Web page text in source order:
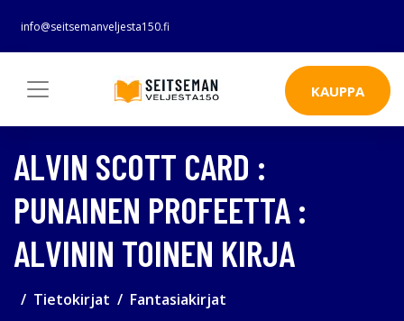
info@seitsemanveljesta150.fi
KAUPPA
ALVIN SCOTT CARD :
PUNAINEN PROFEETTA :
ALVININ TOINEN KIRJA
Tietokirjat Fantasiakirjat